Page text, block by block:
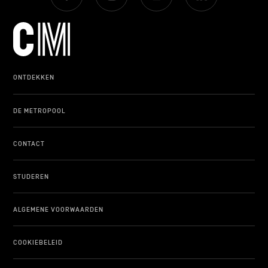
ONTDEKKEN
DE METROPOOL
CONTACT
STUDEREN
ALGEMENE VOORWAARDEN
COOKIEBELEID